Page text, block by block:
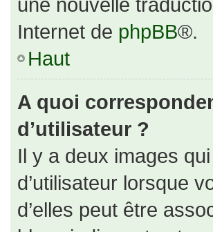
Internet de phpBB®.
Haut
A quoi
d’utilisateur ?
Il y a deux images
d’utilisateur lorsque
d’elles peut être